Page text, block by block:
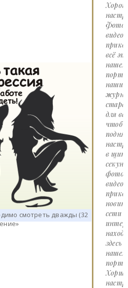
Фото
видео
всё
нашем
наши
для
чтоб
в
фото
видео
сети
здесь
нашем